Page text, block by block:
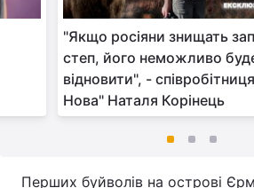
"Якщо росіяни знищать
степ, його неможливо
відновити", -
Нова" Наталя Корінець
Перших буйволів на острові